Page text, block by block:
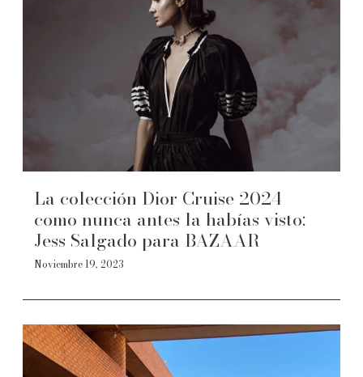
La colección Dior Cruise 2024
como nunca antes la habías visto:
Jess Salgado para BAZAAR
Noviembre 19, 2023